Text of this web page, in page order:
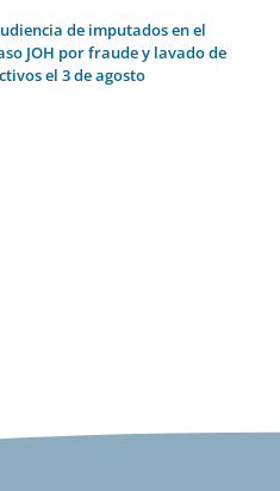
de imputados en el
JOH por fraude y lavado de
el 3 de agosto